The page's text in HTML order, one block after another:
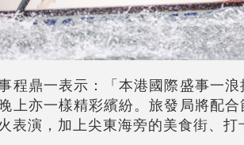
程鼎一表示：「本港國際盛事一
上亦一樣精彩繽紛。旅發局將配
表演，加上尖東海旁的美食街、